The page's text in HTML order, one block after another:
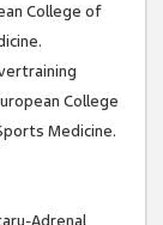
College of
College
Medicine.